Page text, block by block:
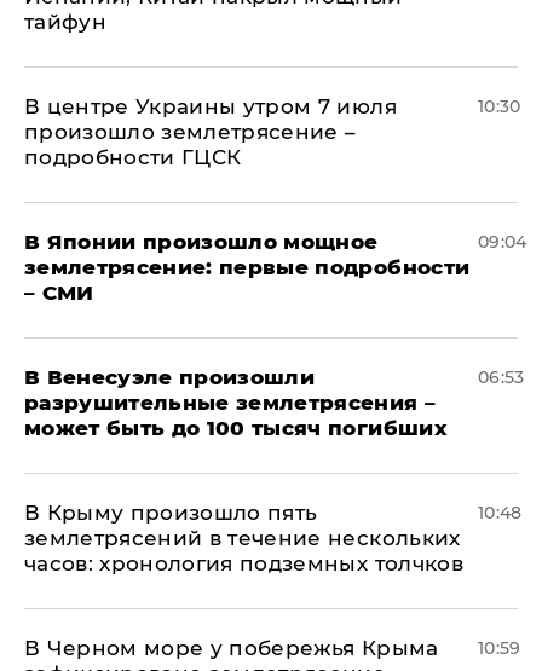
тайфун
В центре Украины утром 7 июля
произошло землетрясение –
подробности ГЦСК
10:30
В Японии произошло мощное
землетрясение: первые подробности
– СМИ
09:04
В Венесуэле произошли
разрушительные землетрясения –
может быть до 100 тысяч погибших
06:53
В Крыму произошло пять
землетрясений в течение нескольких
часов: хронология подземных толчков
10:48
В Черном море у побережья Крыма
10:59